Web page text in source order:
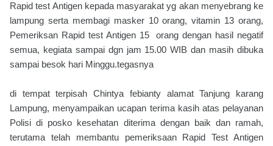
Rapid test Antigen kepada masyarakat yg akan menyebrang ke
lampung serta membagi masker 10 orang, vitamin 13 orang,
Pemeriksan Rapid test Antigen 15 orang dengan hasil negatif
semua, kegiata sampai dgn jam 15.00 WIB dan masih dibuka
sampai besok hari Minggu.tegasnya
di tempat terpisah Chintya febianty alamat Tanjung karang
Lampung, menyampaikan ucapan terima kasih atas pelayanan
Polisi di posko kesehatan diterima dengan baik dan ramah,
terutama telah membantu pemeriksaan Rapid Test Antigen